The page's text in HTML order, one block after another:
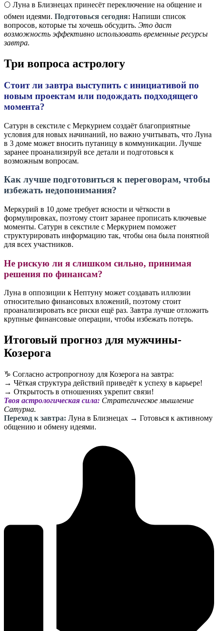
🌕 Луна в Близнецах принесёт переключение на общение и
обмен идеями. Подготовься сегодня: Напиши список
вопросов, которые ты хочешь обсудить. Это даст
возможность эффективно использовать временные ресурсы
завтра.
Три вопроса астрологу
Стоит ли завтра выступить с инициативой по
новым проектам или подождать подходящего
момента?
Сатурн в секстиле с Меркурием создаёт благоприятные
условия для новых начинаний, но важно учитывать, что Луна
в 3 доме может вносить путаницу в коммуникации. Лучше
заранее проанализируй все детали и подготовься к
возможным вопросам.
Как лучше подготовиться к переговорам, чтобы
избежать недопонимания?
Меркурий в 10 доме требует ясности и чёткости в
формулировках, поэтому стоит заранее прописать ключевые
моменты. Сатурн в секстиле с Меркурием поможет
структурировать информацию так, чтобы она была понятной
для всех участников.
Не рискую ли я слишком сильно, принимая
решения по финансам?
Луна в оппозиции к Нептуну может создавать иллюзии
относительно финансовых вложений, поэтому стоит
проанализировать все риски ещё раз. Завтра лучше отложить
крупные финансовые операции, чтобы избежать потерь.
Итоговый прогноз для мужчины-
Козерога
♑️ Согласно астропрогнозу для Козерога на завтра:
→ Чёткая структура действий приведёт к успеху в карьере!
→ Открытость в отношениях укрепит связи!
Твоя астрологическая сила: Стратегическое мышление
Сатурна.
Переход к завтра: Луна в Близнецах → Готовься к активному
общению и обмену идеями.